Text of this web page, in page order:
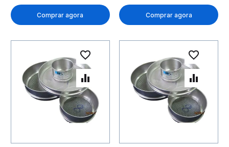
Comprar agora Comprar agora
Adicionar à lista de
Adicionar para Comparar